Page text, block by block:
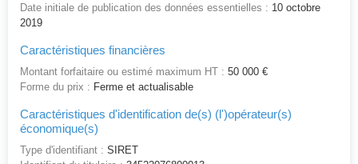
Date initiale de publication des données essentielles : 10 octobre
2019
Caractéristiques financières
Montant forfaitaire ou estimé maximum HT : 50 000 €
Forme du prix : Ferme et actualisable
Caractéristiques d'identification de(s) (l')opérateur(s)
économique(s)
Type d'identifiant : SIRET